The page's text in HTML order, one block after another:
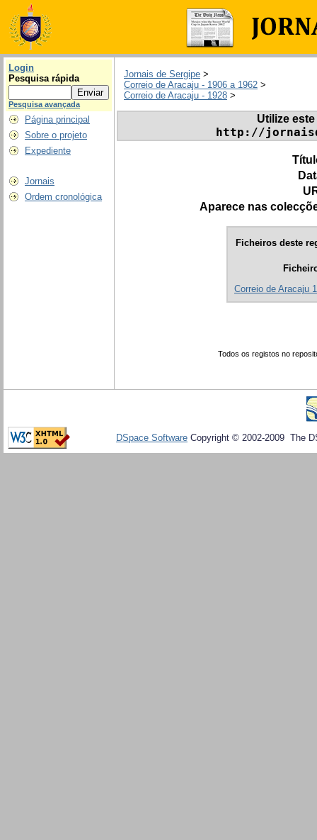
Login
Pesquisa rápida
Pesquisa avançada
Página principal
Sobre o projeto
Expediente
Jornais
Ordem cronológica
Jornais de Sergipe >
Correio de Aracaju - 1906 a 1962 >
Correio de Aracaju - 1928 >
Utilize
http://
Aparece nas
Ficheiros deste
Correio de Aracaju
Todos os registos no
DSpace Software Copyright © 2002-2009 The